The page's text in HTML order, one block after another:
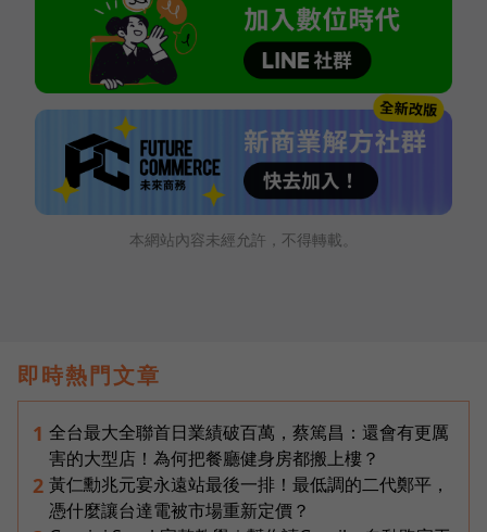
本網站內容未經允許，不得轉載。
即時熱門文章
1 全台最大全聯首日業績破百萬，蔡篤昌：還會有更厲
害的大型店！為何把餐廳健身房都搬上樓？
2 黃仁勳兆元宴永遠站最後一排！最低調的二代鄭平，
憑什麼讓台達電被市場重新定價？